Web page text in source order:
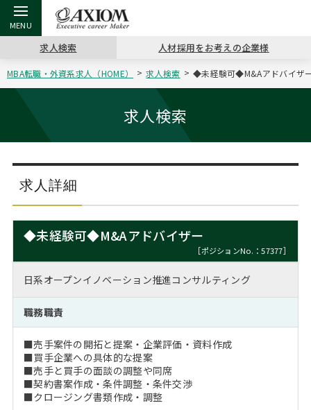
戻る
アクシアムの特長
戻る
コンサ
サービス案内
戻る
キャリ
コンサルタントの紹介
戻る
キャリア支援 TOP
キャリアデザイン講座
（最新求人市場動向）
戻る
MBAの
おわり
ステージ別アドバイス
MBAの転職事例
MBAからのFAQ
MBA留学生数の推移
戻る
日本か
MBAを生かす求人特集
年齢と年収の相関図
戻る
転職ツール TOP
英文レジュメの書き方
戻る
パワー
職務経歴書の書き方
外資系／面接攻略のコツ
戻る
転職コラム TOP
“展”職相談室
転職市場の明日をよめ
キャリアに効く一冊
注目企業インタビュー
戻る
イベント・セミナー TOP
ジョブフェア
キャリアデザインセミナー
プロ経営者の特別セミナー
Career Talk Live
MBA NETWORKING
戻る
会社概要 TOP
沿革
主なクライアント
パブリシティ
ニュースリリース
求人検索 人材採用をお考えの企業様
MBA転職・外資系求人（HOME） 求人検索 ◆未経験可◆M&Aアドバイザ
求人検索
求人詳細
◆未経験可◆M&Aアドバイザー
［ポジションNo.：57377］
日系オープンイノベーション推進コンサルティング
職務職責
■売手案件の開拓と提案・企業評価・資料作成
■買手企業への具体的な提案
■売手と買手の面談の調整や同席
■契約書案作成・条件調整・条件交渉
■クロージング書類作成・調整